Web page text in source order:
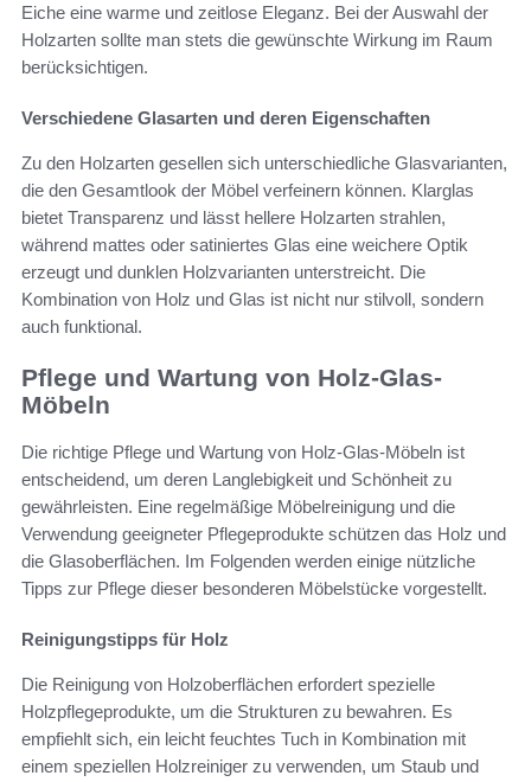
Eiche eine warme und zeitlose Eleganz. Bei der Auswahl der
Holzarten sollte man stets die gewünschte Wirkung im Raum
berücksichtigen.
Verschiedene Glasarten und deren Eigenschaften
Zu den Holzarten gesellen sich unterschiedliche Glasvarianten,
die den Gesamtlook der Möbel verfeinern können. Klarglas
bietet Transparenz und lässt hellere Holzarten strahlen,
während mattes oder satiniertes Glas eine weichere Optik
erzeugt und dunklen Holzvarianten unterstreicht. Die
Kombination von Holz und Glas ist nicht nur stilvoll, sondern
auch funktional.
Pflege und Wartung von Holz-Glas-
Möbeln
Die richtige Pflege und Wartung von Holz-Glas-Möbeln ist
entscheidend, um deren Langlebigkeit und Schönheit zu
gewährleisten. Eine regelmäßige Möbelreinigung und die
Verwendung geeigneter Pflegeprodukte schützen das Holz und
die Glasoberflächen. Im Folgenden werden einige nützliche
Tipps zur Pflege dieser besonderen Möbelstücke vorgestellt.
Reinigungstipps für Holz
Die Reinigung von Holzoberflächen erfordert spezielle
Holzpflegeprodukte, um die Strukturen zu bewahren. Es
empfiehlt sich, ein leicht feuchtes Tuch in Kombination mit
einem speziellen Holzreiniger zu verwenden, um Staub und